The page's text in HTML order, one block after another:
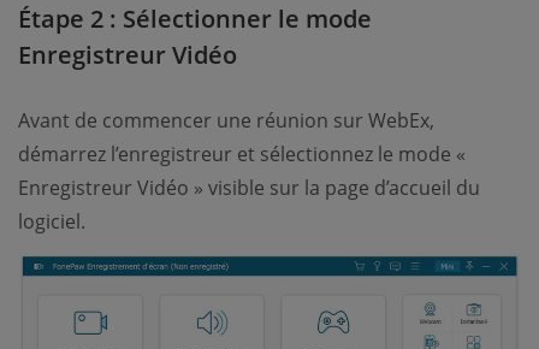
Étape 2 : Sélectionner le mode
Enregistreur Vidéo
Avant de commencer une réunion sur WebEx,
démarrez l’enregistreur et sélectionnez le mode «
Enregistreur Vidéo » visible sur la page d’accueil du
logiciel.